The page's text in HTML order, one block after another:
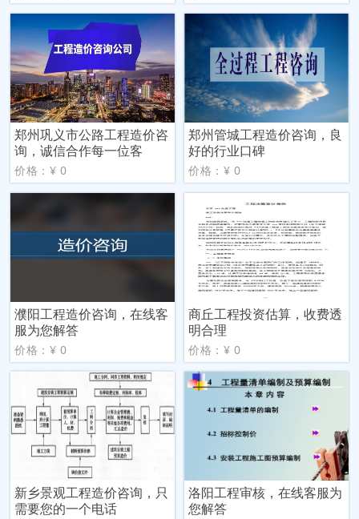
郑州巩义市公路工程造价咨
询，诚信合作每一位客
价格：¥ 0
郑州管城工程造价咨询，良
好的行业口碑
价格：¥ 0
濮阳工程造价咨询，在线客
服为您解答
价格：¥ 0
商丘工程投资估算，收费透
明合理
价格：¥ 0
新乡景观工程造价咨询，只
需要您的一个电话
洛阳工程审核，在线客服为
您解答